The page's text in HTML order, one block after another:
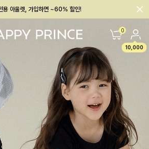
멤버십 최대 28,000원 혜택
0
10,000
BABY[6~12M] 아우터/상의 하의/레깅스